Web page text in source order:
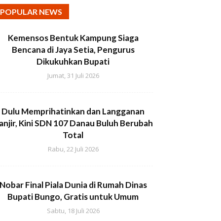
POPULAR NEWS
Kemensos Bentuk Kampung Siaga
Bencana di Jaya Setia, Pengurus
Dikukuhkan Bupati
Jumat, 31 Juli 2026
Dulu Memprihatinkan dan Langganan
Kini SDN 107 Danau Buluh Berubah
Total
Rabu, 22 Juli 2026
Final Piala Dunia di Rumah Dinas
Bupati Bungo, Gratis untuk Umum
Sabtu, 18 Juli 2026